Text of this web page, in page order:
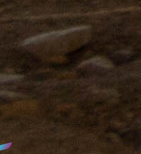
au vendredi
14h00 à 17h30